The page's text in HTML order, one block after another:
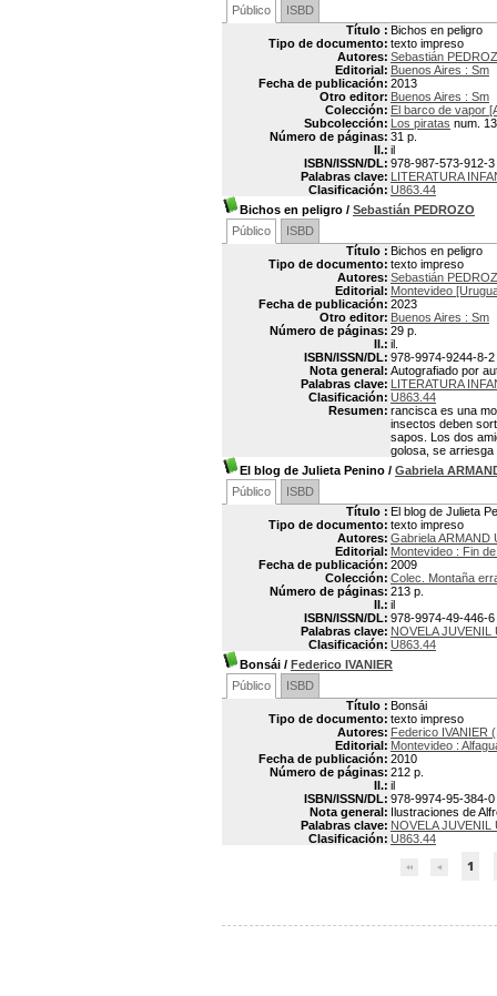
Público
ISBD
Título : Bichos en peligro
Tipo de documento: texto impreso
Autores: Sebastián
Editorial: Buenos Aires : Sm
Fecha de publicación: 2013
Otro editor: Buenos Aires : Sm
Colección: El barco de vapor
Subcolección: Los piratas num.
Número de páginas: 31 p.
Il.: il
ISBN/ISSN/DL: 978-987-573-912-3
Palabras clave: LITERATURA
Clasificación: U863.44
Bichos en peligro / Sebastián PEDROZO
Público
ISBD
Título : Bichos en peligro
Tipo de documento: texto impreso
Autores: Sebastián
Editorial: Montevideo
Fecha de publicación: 2023
Otro editor: Buenos Aires : Sm
Número de páginas: 29 p.
Il.: il.
ISBN/ISSN/DL: 978-9974-9244-8-2
Nota general: Autografiado por
Palabras clave: LITERATURA
Clasificación: U863.44
Resumen: rancisca es una
insectos deben
sapos. Los dos
golosa, se
El blog de Julieta Penino / Gabriela
Público
ISBD
Título : El blog de Julieta
Tipo de documento: texto impreso
Autores: Gabriela ARMAND
Editorial: Montevideo : Fin
Fecha de publicación: 2009
Colección: Colec. Montaña
Número de páginas: 213 p.
Il.: il
ISBN/ISSN/DL: 978-9974-49-446-6
Palabras clave: NOVELA JUVENIL
Clasificación: U863.44
Bonsái / Federico IVANIER
Público
ISBD
Título : Bonsái
Tipo de documento: texto impreso
Autores: Federico IVANIER
Editorial: Montevideo :
Fecha de publicación: 2010
Número de páginas: 212 p.
Il.: il
ISBN/ISSN/DL: 978-9974-95-384-0
Nota general: Ilustraciones de
Palabras clave: NOVELA JUVENIL
Clasificación: U863.44
1